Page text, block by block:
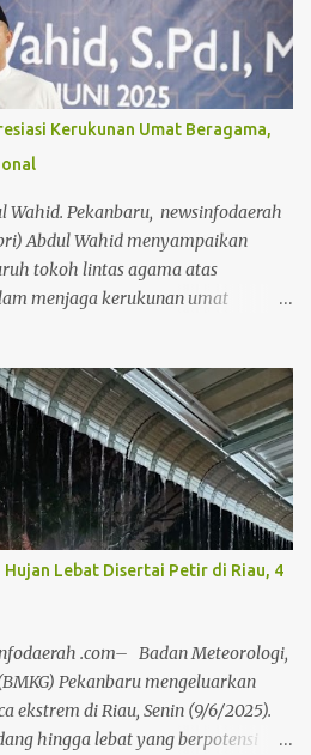
ini menempati posisi kedua dalam
secara nasional. Gubri
sama pentingnya dengan
"Kerukunan bukan hanya untuk
ke anak dan cucu supaya tidak
kita," ungkapnya. Gubri tekankan,
untuk memeluk sebuah agama
sendi...
Kerukunan Umat Beragama,
Wahid. Pekanbaru, newsinfodaerah
Abdul Wahid menyampaikan
tokoh lintas agama atas
menjaga kerukunan umat
Kerukunan Umat Beragama (FKUB)
di halaman Kantor Badan
Pekanbaru, Riau. Gubernur Abdul
signifikan Provinsi Riau dalam
berhasil mengakomodasi
dengan melibatkan semua unsur
kondusif bagi keberlangsungan
kebanggaan karena indeks
peringkat kedua nasional,"
prestasi membanggakan ini tak
pihak dalam membangun dan
Hujan Lebat Disertai Petir di Riau, 4
.com– Badan Meteorologi,
Pekanbaru mengeluarkan
ekstrem di Riau, Senin (9/6/2025).
hingga lebat yang berpotensi